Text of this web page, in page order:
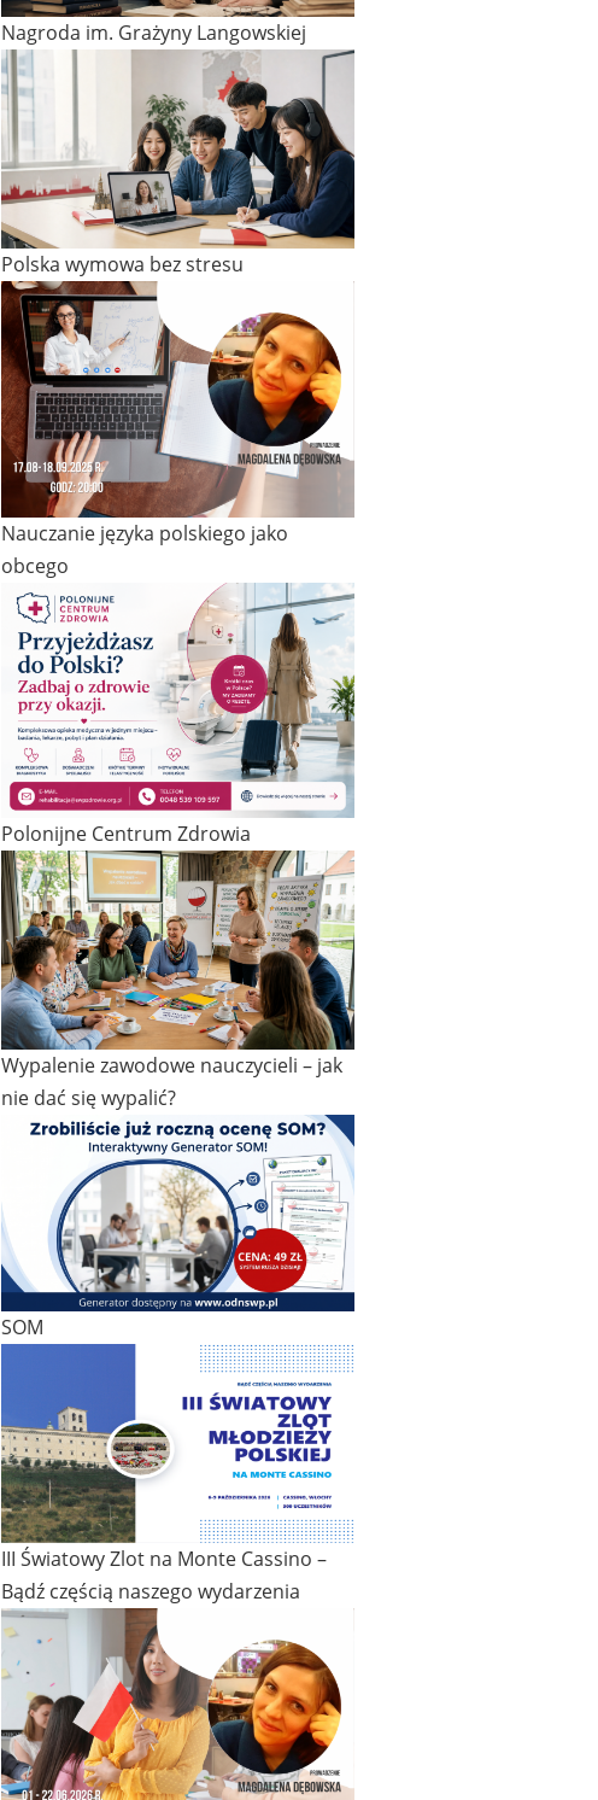
Nagroda im. Grażyny Langowskiej
Polska wymowa bez stresu
Nauczanie języka polskiego jako
obcego
Polonijne Centrum Zdrowia
Wypalenie zawodowe nauczycieli – jak
nie dać się wypalić?
SOM
III Światowy Zlot na Monte Cassino –
Bądź częścią naszego wydarzenia